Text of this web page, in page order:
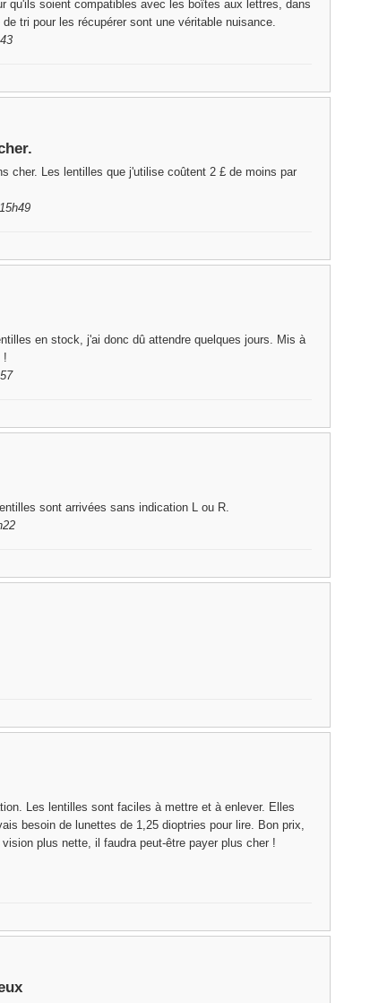
qu'ils soient compatibles avec les boîtes aux lettres, dans
tri pour les récupérer sont une véritable nuisance.
cher. Les lentilles que j'utilise coûtent 2 £ de moins par
en stock, j'ai donc dû attendre quelques jours. Mis à
!
sont arrivées sans indication L ou R.
Les lentilles sont faciles à mettre et à enlever. Elles
besoin de lunettes de 1,25 dioptries pour lire. Bon prix,
plus nette, il faudra peut-être payer plus cher !